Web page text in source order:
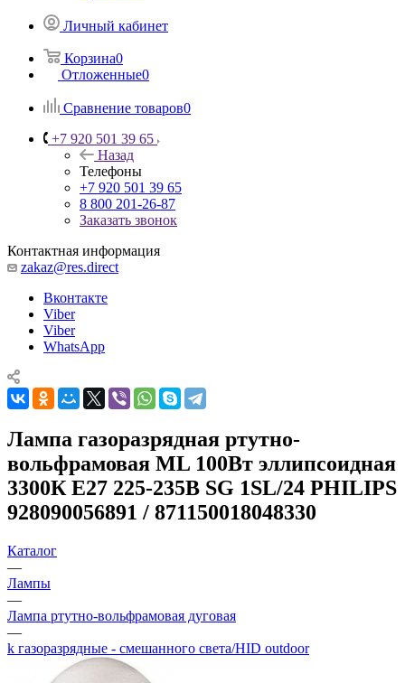
Личный кабинет
Корзина0
Отложенные0
Сравнение товаров0
+7 920 501 39 65
Назад
Телефоны
+7 920 501 39 65
8 800 201-26-87
Заказать звонок
Контактная информация
zakaz@res.direct
Вконтакте
Viber
Viber
WhatsApp
Лампа газоразрядная ртутно-
вольфрамовая ML 100Вт эллипсоидная
3300К E27 225-235В SG 1SL/24 PHILIPS
928090056891 / 871150018048330
Каталог
—
Лампы
—
Лампа ртутно-вольфрамовая дуговая
—
k газоразрядные - смешанного света/HID outdoor